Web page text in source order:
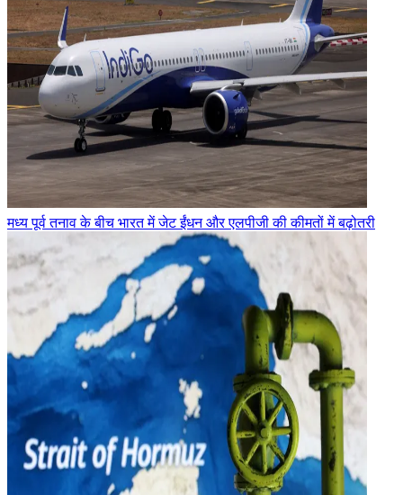
मध्य पूर्व तनाव के बीच भारत में जेट ईंधन और एलपीजी की कीमतों में बढ़ोतरी